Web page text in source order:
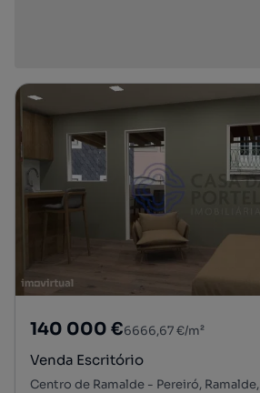
140 000 €6666,67 €/m²
Venda Escritório
Centro de Ramalde - Pereiró,